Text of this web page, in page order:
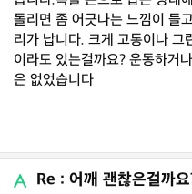
돌리면 좀 어긋나는 느낌이 들
리가 납니다. 크게 고통이나 그
이라도 있는걸까요? 운동하거
은 없었습니다
Re : 어깨 괜찮은걸까